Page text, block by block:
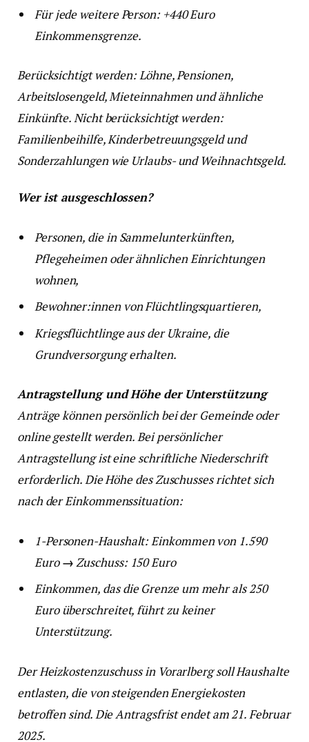
Für jede weitere Person: +440 Euro
Einkommensgrenze.
Berücksichtigt werden: Löhne, Pensionen,
Arbeitslosengeld, Mieteinnahmen und ähnliche
Einkünfte. Nicht berücksichtigt werden:
Familienbeihilfe, Kinderbetreuungsgeld und
Sonderzahlungen wie Urlaubs- und Weihnachtsgeld.
Wer ist ausgeschlossen?
Personen, die in Sammelunterkünften,
Pflegeheimen oder ähnlichen Einrichtungen
wohnen,
Bewohner:innen von Flüchtlingsquartieren,
Kriegsflüchtlinge aus der Ukraine, die
Grundversorgung erhalten.
Antragstellung und Höhe der Unterstützung
Anträge können persönlich bei der Gemeinde oder
online gestellt werden. Bei persönlicher
Antragstellung ist eine schriftliche Niederschrift
erforderlich. Die Höhe des Zuschusses richtet sich
nach der Einkommenssituation:
1-Personen-Haushalt: Einkommen von 1.590
Euro→Zuschuss: 150 Euro
Einkommen, das die Grenze um mehr als 250
Euro überschreitet, führt zu keiner
Unterstützung.
Der Heizkostenzuschuss in Vorarlberg soll Haushalte
entlasten, die von steigenden Energiekosten
betroffen sind. Die Antragsfrist endet am 21. Februar
2025.